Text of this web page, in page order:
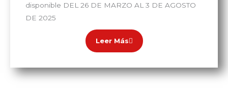
disponible DEL 26 DE MARZO AL 3 DE AGOSTO
DE 2025
Leer Más